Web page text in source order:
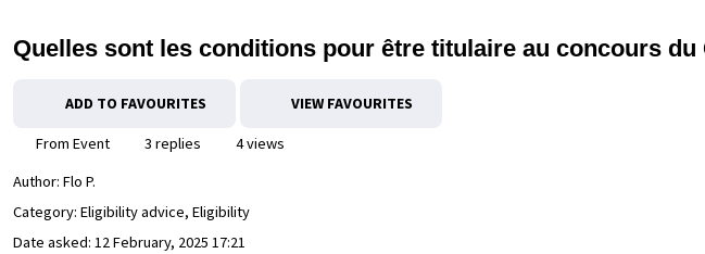
Quelles sont les conditions pour être titulaire au concours du
ADD TO FAVOURITES VIEW FAVOURITES
From Event 3 replies
4 views
Author: Flo P.
Category: Eligibility advice, Eligibility
Date asked: 12 February, 2025 17:21